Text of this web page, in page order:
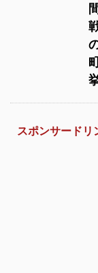
スポンサードリ